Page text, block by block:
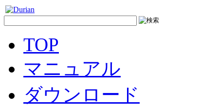
TOP
マニュアル
ダウンロード